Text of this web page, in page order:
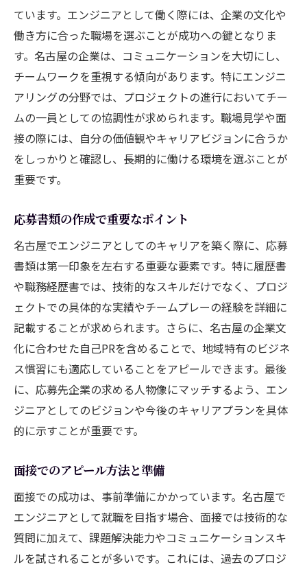
ています。エンジニアとして働く際には、企業の文化や
働き方に合った職場を選ぶことが成功への鍵となりま
す。名古屋の企業は、コミュニケーションを大切にし、
チームワークを重視する傾向があります。特にエンジニ
アリングの分野では、プロジェクトの進行においてチー
ムの一員としての協調性が求められます。職場見学や面
接の際には、自分の価値観やキャリアビジョンに合うか
をしっかりと確認し、長期的に働ける環境を選ぶことが
重要です。
応募書類の作成で重要なポイント
名古屋でエンジニアとしてのキャリアを築く際に、応募
書類は第一印象を左右する重要な要素です。特に履歴書
や職務経歴書では、技術的なスキルだけでなく、プロジ
ェクトでの具体的な実績やチームプレーの経験を詳細に
記載することが求められます。さらに、名古屋の企業文
化に合わせた自己PRを含めることで、地域特有のビジネ
ス慣習にも適応していることをアピールできます。最後
に、応募先企業の求める人物像にマッチするよう、エン
ジニアとしてのビジョンや今後のキャリアプランを具体
的に示すことが重要です。
面接でのアピール方法と準備
面接での成功は、事前準備にかかっています。名古屋で
エンジニアとして就職を目指す場合、面接では技術的な
質問に加えて、課題解決能力やコミュニケーションスキ
ルを試されることが多いです。これには、過去のプロジ